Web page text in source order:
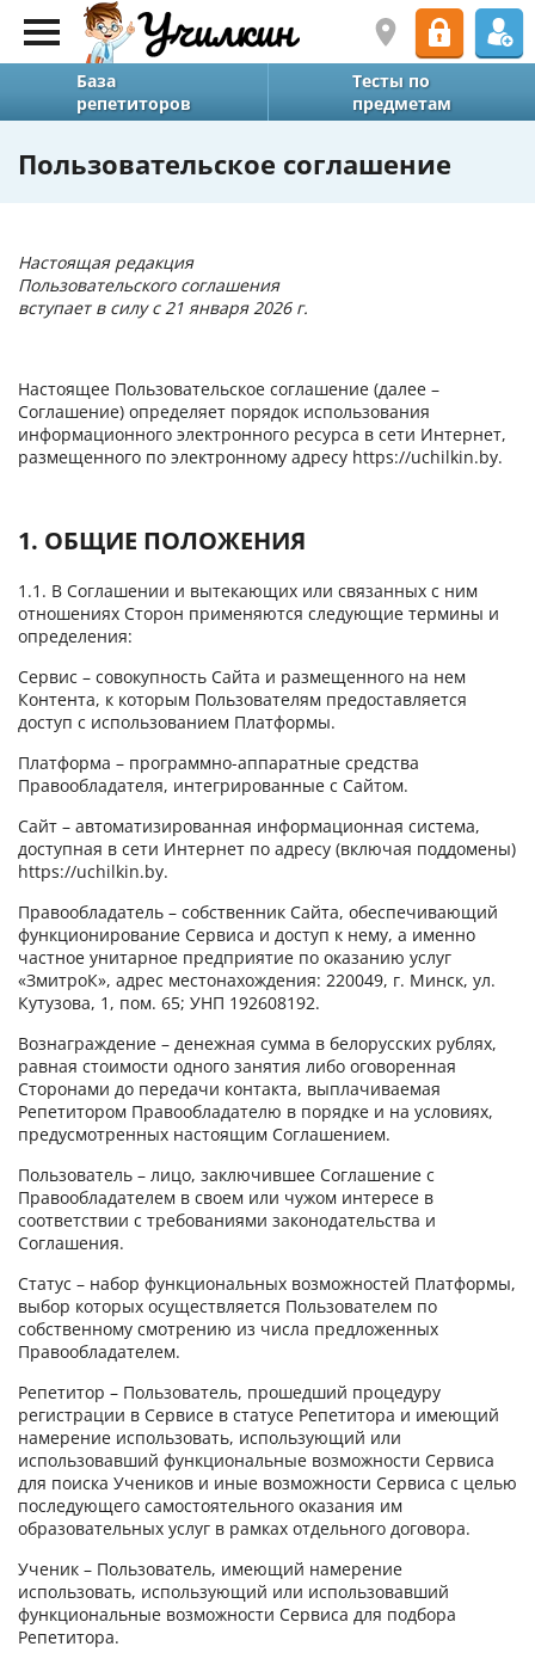
База
репетиторов
Тесты по
предметам
Пользовательское соглашение
Настоящая редакция
Пользовательского соглашения
вступает в силу с 21 января 2026 г.
Настоящее Пользовательское соглашение (далее –
Соглашение) определяет порядок использования
информационного электронного ресурса в сети Интернет,
размещенного по электронному адресу https://uchilkin.by.
1. ОБЩИЕ ПОЛОЖЕНИЯ
1.1. В Соглашении и вытекающих или связанных с ним
отношениях Сторон применяются следующие термины и
определения:
Сервис – совокупность Сайта и размещенного на нем
Контента, к которым Пользователям предоставляется
доступ с использованием Платформы.
Платформа – программно-аппаратные средства
Правообладателя, интегрированные с Сайтом.
Сайт – автоматизированная информационная система,
доступная в сети Интернет по адресу (включая поддомены)
https://uchilkin.by.
Правообладатель – собственник Сайта, обеспечивающий
функционирование Сервиса и доступ к нему, а именно
частное унитарное предприятие по оказанию услуг
«ЗмитроК», адрес местонахождения: 220049, г. Минск, ул.
Кутузова, 1, пом. 65; УНП 192608192.
Вознаграждение – денежная сумма в белорусских рублях,
равная стоимости одного занятия либо оговоренная
Сторонами до передачи контакта, выплачиваемая
Репетитором Правообладателю в порядке и на условиях,
предусмотренных настоящим Соглашением.
Пользователь – лицо, заключившее Соглашение с
Правообладателем в своем или чужом интересе в
соответствии с требованиями законодательства и
Соглашения.
Статус – набор функциональных возможностей Платформы,
выбор которых осуществляется Пользователем по
собственному смотрению из числа предложенных
Правообладателем.
Репетитор – Пользователь, прошедший процедуру
регистрации в Сервисе в статусе Репетитора и имеющий
намерение использовать, использующий или
использовавший функциональные возможности Сервиса
для поиска Учеников и иные возможности Сервиса с целью
последующего самостоятельного оказания им
образовательных услуг в рамках отдельного договора.
Ученик – Пользователь, имеющий намерение
использовать, использующий или использовавший
функциональные возможности Сервиса для подбора
Репетитора.